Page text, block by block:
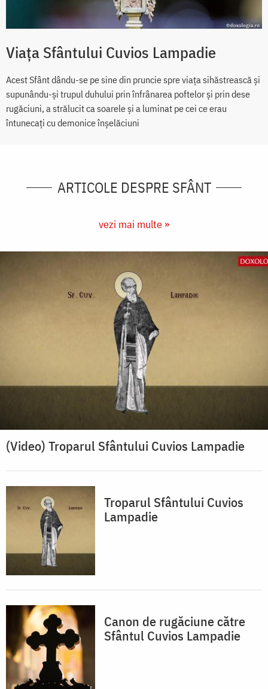
Viaţa Sfântului Cuvios Lampadie
Acest Sfânt dându-se pe sine din pruncie spre viaţa sihăstrească şi
supunându-şi trupul duhului prin înfrânarea poftelor şi prin dese
rugăciuni, a strălucit ca soarele şi a luminat pe cei ce erau
întunecaţi cu demonice înşelăciuni
ARTICOLE DESPRE SFÂNT
vezi mai multe »
(Video) Troparul Sfântului Cuvios Lampadie
Troparul Sfântului Cuvios
Lampadie
Canon de rugăciune către
Sfântul Cuvios Lampadie